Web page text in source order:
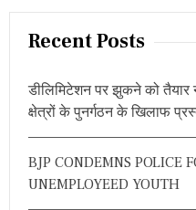
a
Recent Posts
डीलिमिटेशन पर झुकने को तैयार
क्षेत्रों के पुनर्गठन के खिलाफ
BJP CONDEMNS POLICE
UNEMPLOYEED YOUTH